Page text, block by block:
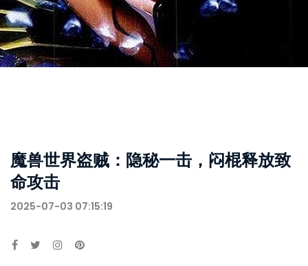
魔兽世界盗贼：隐秘一击，闷棍释放致
命攻击
2025-07-03 07:15:19